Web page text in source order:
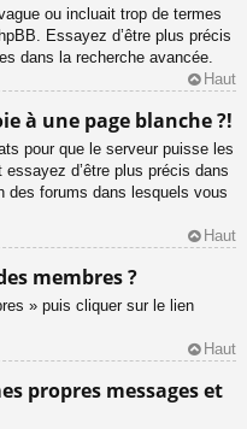
ou incluait trop de termes
Essayez d’être plus précis
dans la recherche avancée.
Haut
à une page blanche ?!
pour que le serveur puisse les
d’être plus précis dans
des forums dans lesquels vous
Haut
membres ?
» puis cliquer sur le lien
Haut
propres messages et